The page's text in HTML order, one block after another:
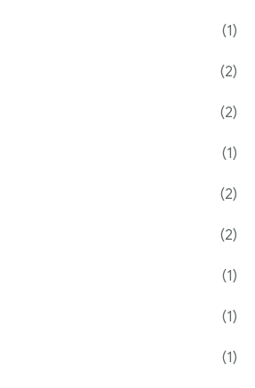
(1)
(2)
(2)
(1)
(2)
(2)
(1)
(1)
(1)